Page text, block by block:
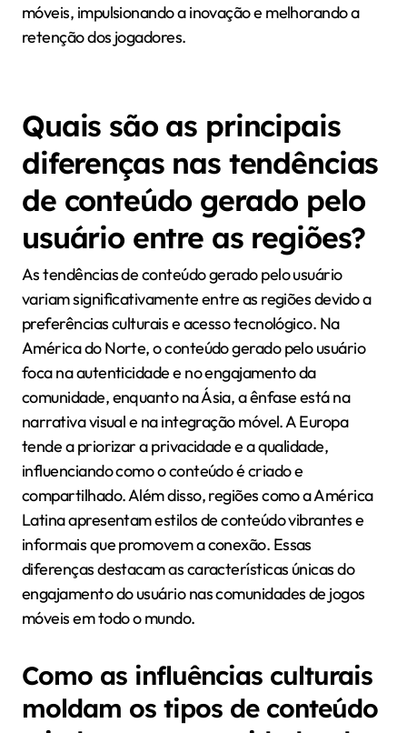
móveis, impulsionando a inovação e melhorando a
retenção dos jogadores.
Quais são as principais
diferenças nas tendências
de conteúdo gerado pelo
usuário entre as regiões?
As tendências de conteúdo gerado pelo usuário
variam significativamente entre as regiões devido a
preferências culturais e acesso tecnológico. Na
América do Norte, o conteúdo gerado pelo usuário
foca na autenticidade e no engajamento da
comunidade, enquanto na Ásia, a ênfase está na
narrativa visual e na integração móvel. A Europa
tende a priorizar a privacidade e a qualidade,
influenciando como o conteúdo é criado e
compartilhado. Além disso, regiões como a América
Latina apresentam estilos de conteúdo vibrantes e
informais que promovem a conexão. Essas
diferenças destacam as características únicas do
engajamento do usuário nas comunidades de jogos
móveis em todo o mundo.
Como as influências culturais
moldam os tipos de conteúdo